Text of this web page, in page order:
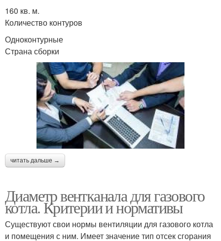
160 кв. м.
Количество контуров
Одноконтурные
Страна сборки
читать дальше →
Диаметр вентканала для газового
котла. Критерии и нормативы
Существуют свои нормы вентиляции для газового котла
и помещения с ним. Имеет значение тип отсек сгорания